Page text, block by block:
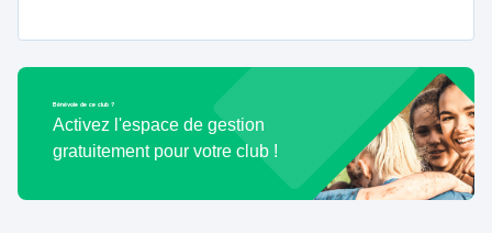
Bénévole de ce club ?
Activez l'espace de gestion
gratuitement pour votre club !